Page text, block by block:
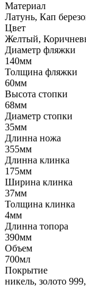
Материал
Латунь, Кап
Цвет
Желтый,
Диаметр фляжки
140мм
Толщина фляжки
60мм
Высота стопки
68мм
Диаметр стопки
35мм
Длинна ножа
355мм
Длинна клинка
175мм
Ширина клинка
37мм
Толщина клинка
4мм
Длинна топора
390мм
Объем
700мл
Покрытие
никель, золото